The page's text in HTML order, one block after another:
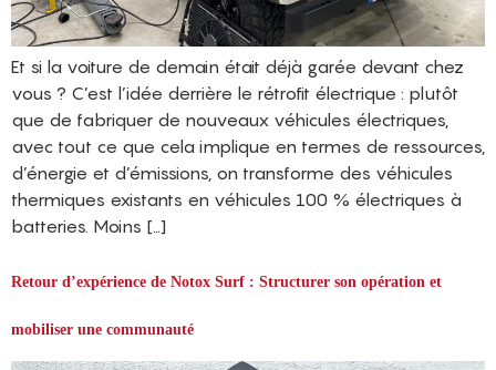
Et si la voiture de demain était déjà garée devant chez
vous ? C’est l’idée derrière le rétrofit électrique : plutôt
que de fabriquer de nouveaux véhicules électriques,
avec tout ce que cela implique en termes de ressources,
d’énergie et d’émissions, on transforme des véhicules
thermiques existants en véhicules 100 % électriques à
batteries. Moins […]
Retour d’expérience de Notox Surf : Structurer son opération et
mobiliser une communauté